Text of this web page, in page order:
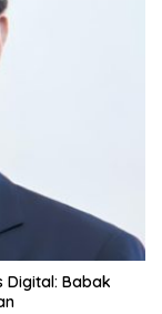
Digital: Babak